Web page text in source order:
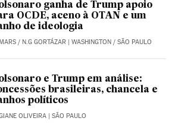
ganha de Trump apoio
OCDE, aceno à OTAN e um
de ideologia
/ N.G GORTÁZAR | WASHINGTON / SÃO PAULO
e Trump em análise:
brasileiras, chancela e
políticos
OLIVEIRA | SÃO PAULO